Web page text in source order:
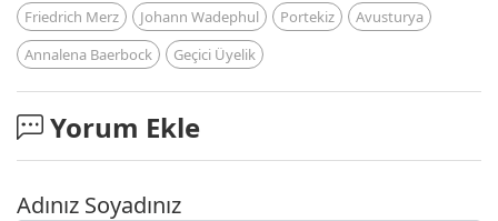
Friedrich Merz
Johann Wadephul Portekiz
Avusturya
Annalena Baerbock
Geçici Üyelik
Yorum Ekle
Adınız Soyadınız